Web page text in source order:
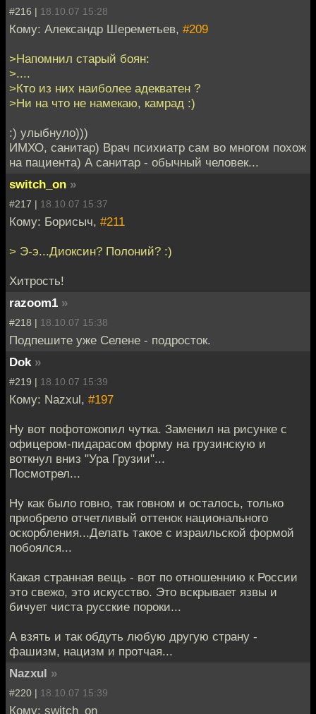
#216 | 18.10.07 15:28
Кому: Александр Шереметьев, #209
>Напомнил старый боян:
>....
>Кто из них наиболее адекватен ?
>Ни на что не намекаю, камрад :)
:) улыбнуло)))
ИМХО, санитар) Врач психиатр сам во многом похож
на пациента) А санитар - обычный человек...
switch_on »
#217 | 18.10.07 15:37
Кому: Борисыч, #211
> Э-э...Диоксин? Полоний? :)
Хитрость!
razoom1 »
#218 | 18.10.07 15:38
Подпешите уже Селене - подросток.
Dok »
#219 | 18.10.07 15:39
Кому: Nazxul, #197
Ну вот пофотожопил чутка. Заменил на рисунке с
офицером-пидарасом форму на грузинскую и
воткнул вниз "Ура Грузии"...
Посмотрел...
Ну как было говно, так говном и осталось, только
приобрело отчетливый оттенок национального
оскорбления...Делать такое с израильской формой
побоялся...
Какая странная вещь - вот по отношеннию к России
это свежо, это искусство. Это вскрывает язвы и
бичует чиста русские пороки...
А взять и так обдуть любую другую страну -
фашизм, нацизм и протчая...
Nazxul »
#220 | 18.10.07 15:39
Кому: switch_on